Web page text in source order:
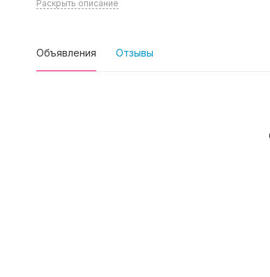
Раскрыть описание
Объявления Отзывы